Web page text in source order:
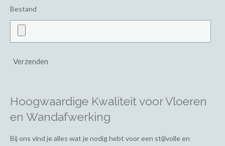
Bestand
Verzenden
Hoogwaardige Kwaliteit voor Vloeren
en Wandafwerking
Bij ons vind je alles wat je nodig hebt voor een stijlvolle en